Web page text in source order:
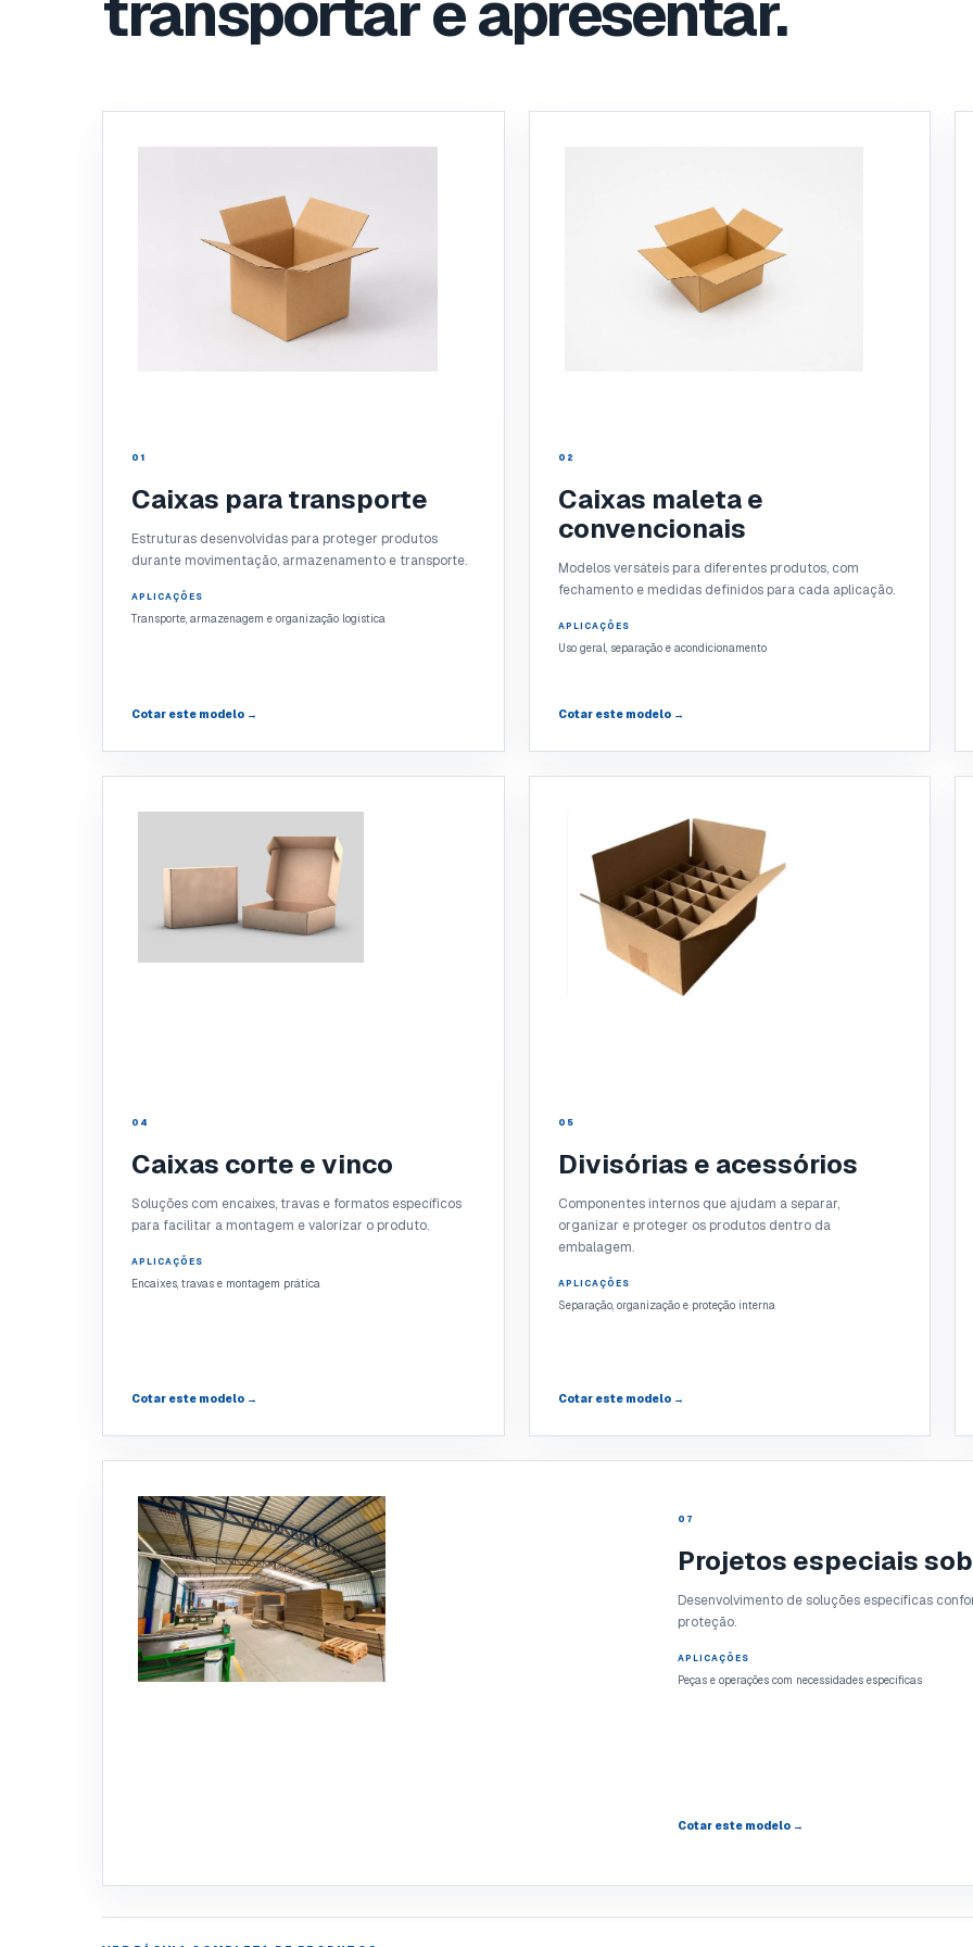
01
Caixas para transporte
Estruturas desenvolvidas para proteger produtos
durante movimentação, armazenamento e transporte.
APLICAÇÕES
Transporte, armazenagem e organização logística
Cotar este modelo →
02
Caixas maleta e
convencionais
Modelos versáteis para diferentes produtos, com
fechamento e medidas definidos para cada aplicação.
APLICAÇÕES
Uso geral, separação e acondicionamento
Cotar este modelo →
04
Caixas corte e vinco
Soluções com encaixes, travas e formatos específicos
para facilitar a montagem e valorizar o produto.
APLICAÇÕES
Encaixes, travas e montagem prática
Cotar este modelo →
05
Divisórias e acessórios
Componentes internos que ajudam a separar,
organizar e proteger os produtos dentro da
embalagem.
APLICAÇÕES
Separação, organização e proteção interna
Cotar este modelo →
07
Projetos especiais
Desenvolvimento de soluções específicas
proteção.
APLICAÇÕES
Peças e operações com necessidades específicas
Cotar este modelo →